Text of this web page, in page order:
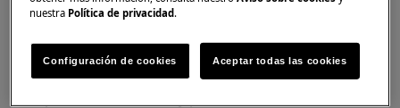
Muchos productos congelados, como los platos
en el envase. Estas instrucciones están
pensadas como pautas generales para distintos
nuestra Política de privacidad .
Configuración de cookies Aceptar todas las cookies